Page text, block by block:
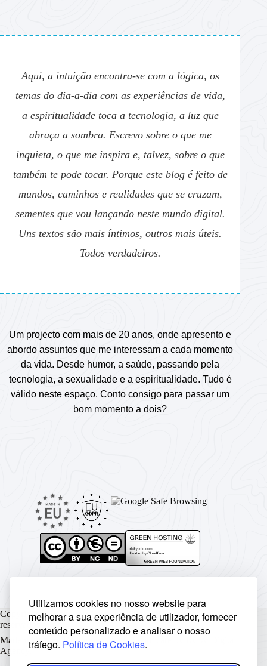
Utilizamos cookies no nosso website para
melhorar a sua experiência de utilizador, fornecer
conteúdo personalizado e analisar o nosso
tráfego. Política de Cookies.
Aqui, a intuição encontra-se com a lógica, os
temas do dia-a-dia com as experiências de vida,
a espiritualidade toca a tecnologia, a luz que
abraça a sombra. Escrevo sobre o que me
inquieta, o que me inspira e, talvez, sobre o que
também te pode tocar. Porque este blog é feito de
mundos, caminhos e realidades que se cruzam,
sementes que vou lançando neste mundo digital.
Uns textos são mais íntimos, outros mais úteis.
Todos verdadeiros.
Um projecto com mais de 20 anos, onde apresento e
abordo assuntos que me interessam a cada momento
da vida. Desde humor, a saúde, passando pela
tecnologia, a sexualidade e a espiritualidade. Tudo é
válido neste espaço. Conto consigo para passar um
bom momento a dois?
Copyright © Rickyunic World® 2004 - 2026 | Todos os direitos
reservados.
Made with ♥ by Rickyunic . Crafted with care by
Agency .